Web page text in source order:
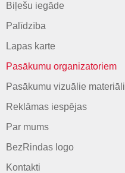
Biļešu iegāde
Palīdzība
Lapas karte
Pasākumu organizatoriem
Pasākumu vizuālie materiāli
Reklāmas iespējas
Par mums
BezRindas logo
Kontakti